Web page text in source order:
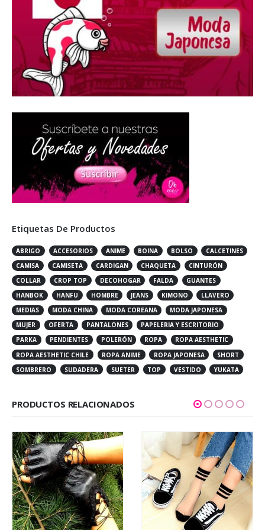
Etiquetas De Productos
ABRIGO ACCESORIOS ANIME BOINA BOLSO
CALCETINES
CAMISA
CAMISETA CARDIGAN CHAQUETA
CINTURÓN
COLLAR
CROP TOP DECOHOGAR FALDA
GUANTES
HANBOK
HANFU HOMBRE JEANS KIMONO
LLAVERO
MEDIAS
MODA CHINA MODA COREANA
MODA JAPONESA
MUJER
OFERTA PANTALONES
PAPELERIA Y ESCRITORIO
PARKA
PENDIENTES POLERÓN ROPA
ROPA AESTHETIC
ROPA AESTHETIC CHILE
ROPA ANIME ROPA JAPONESA
SHORT
SOMBRERO
SUDADERA SUETER TOP VESTIDO YUKATA
PRODUCTOS RELACIONADOS